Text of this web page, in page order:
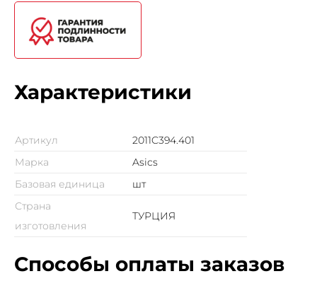
Характеристики
Артикул
2011C394.401
Марка
Asics
Базовая единица
шт
Страна
изготовления
ТУРЦИЯ
Способы оплаты заказов